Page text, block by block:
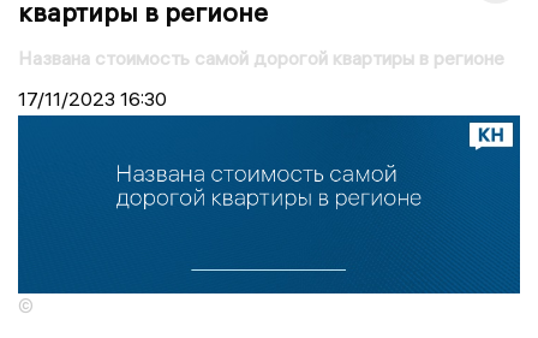
квартиры в регионе
Названа стоимость самой дорогой квартиры в регионе
17/11/2023 16:30
©